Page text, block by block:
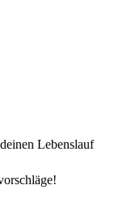
Lebenslauf